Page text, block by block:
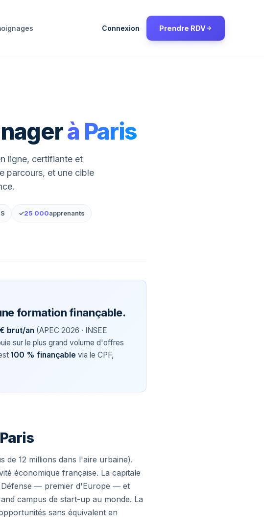
Connexion Prendre RDV
à Paris
ligne, certifiante et
parcours, et une cible
✓25 000apprenants
formation finançable.
brut/an (APEC 2026 · INSEE
sur le plus grand volume d'offres
100 % finançable via le CPF,
de 12 millions dans l'aire urbaine).
économique française. La capitale
Défense — premier d'Europe — et
campus de start-up au monde. La
sans équivalent en